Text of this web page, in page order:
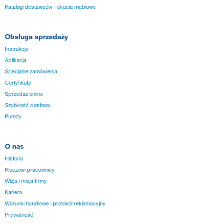
Katalogi dostawców - okucia meblowe
Obsługa sprzedaży
Instrukcje
Aplikacja
Specjalne zamówienia
Certyfikaty
Sprzedaż online
Szybkość dostawy
Punkty
O nas
Historia
Kluczowi pracownicy
Wizja i misja firmy
Kariera
Warunki handlowe i protokół reklamacyjny
Prywatność